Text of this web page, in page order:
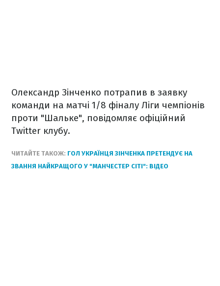
Олександр Зінченко потрапив в заявку
команди на матчі 1/8 фіналу Ліги чемпіонів
проти "Шальке", повідомляє офіційний
Twitter клубу.
ЧИТАЙТЕ ТАКОЖ: ГОЛ УКРАЇНЦЯ ЗІНЧЕНКА ПРЕТЕНДУЄ НА
ЗВАННЯ НАЙКРАЩОГО У "МАНЧЕСТЕР СІТІ": ВІДЕО